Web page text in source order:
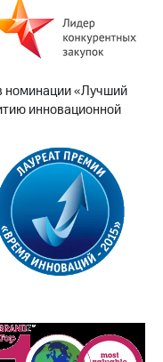
номинации «Лучший
инновационной